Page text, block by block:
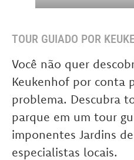
TOUR GUIADO POR
Você não quer
Keukenhof por conta
problema. Descubra
parque em um tour
imponentes Jardins
especialistas locais.